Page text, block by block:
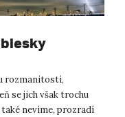
blesky
rozmanitostí,
se jich však trochu
také nevíme, prozradí